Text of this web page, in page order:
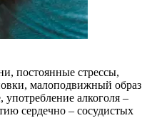
постоянные стрессы,
малоподвижный образ
алкоголя –
сердечно – сосудистых